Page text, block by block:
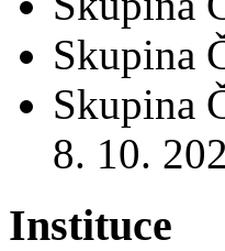
Skupina
Skupina
8. 10.
Instituce